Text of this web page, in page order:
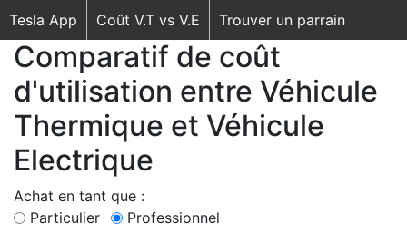
Tesla App Coût V.T vs V.E Trouver un parrain
Comparatif de coût
d'utilisation entre Véhicule
Thermique et Véhicule
Electrique
Achat en tant que :
Particulier
Professionnel